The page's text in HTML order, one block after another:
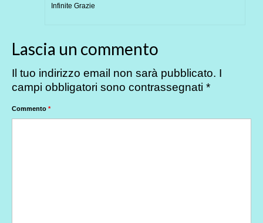
Infinite Grazie
Lascia un commento
Il tuo indirizzo email non sarà pubblicato. I
campi obbligatori sono contrassegnati *
Commento *